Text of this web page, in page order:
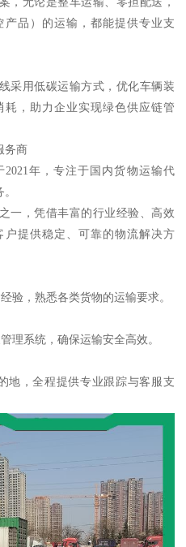
品）的运输，都能提供专业支
采用低碳运输方式，优化车辆装
，助力企业实现绿色供应链管
务商
年，专注于国内货物运输代
一，凭借丰富的行业经验、高效
提供稳定、可靠的物流解决方
验，熟悉各类货物的运输要求。
理系统，确保运输安全高效。
地，全程提供专业跟踪与客服支